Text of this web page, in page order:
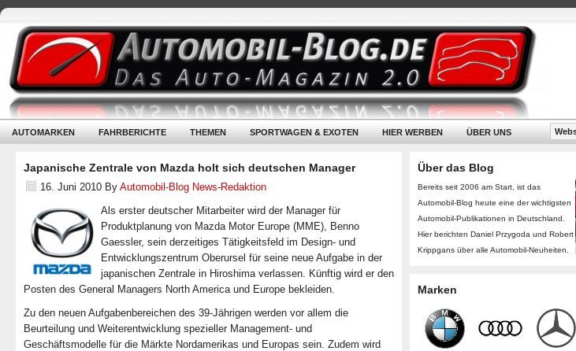
AUTOMARKEN FAHRBERICHTE THEMEN SPORTWAGEN & EXOTEN HIER WERBEN ÜBER UNS
Japanische Zentrale von Mazda holt sich deutschen Manager
16. Juni 2010 By Automobil-Blog News-Redaktion
Als erster deutscher Mitarbeiter wird der Manager für
Produktplanung von Mazda Motor Europe (MME), Benno
Gaessler, sein derzeitiges Tätigkeitsfeld im Design- und
Entwicklungszentrum Oberursel für seine neue Aufgabe in der
japanischen Zentrale in Hiroshima verlassen. Künftig wird er den
Posten des General Managers North America und Europe bekleiden.
Zu den neuen Aufgabenbereichen des 39-Jährigen werden vor allem die
Beurteilung und Weiterentwicklung spezieller Management- und
Geschäftsmodelle für die Märkte Nordamerikas und Europas sein. Zudem wird
Über das Blog
Bereits seit 2006 am Start, ist das
Automobil-Blog heute eine der wichtigsten
Automobil-Publikationen in Deutschland.
Hier berichten Daniel Przygoda und Robert
Krippgans über alle Automobil-Neuheiten.
Marken